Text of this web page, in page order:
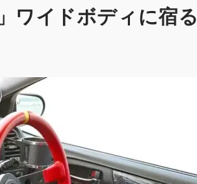
ワイドボディに宿る